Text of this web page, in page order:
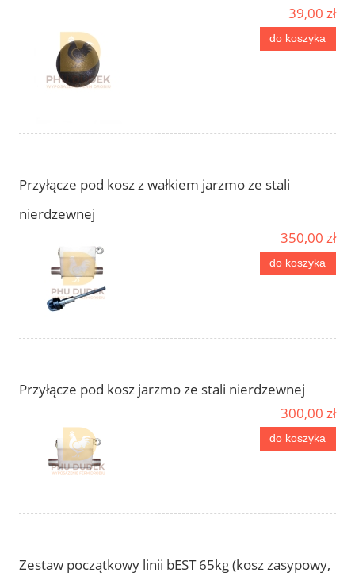
39,00 zł
do koszyka
Przyłącze pod kosz z wałkiem jarzmo ze stali
nierdzewnej
350,00 zł
do koszyka
Przyłącze pod kosz jarzmo ze stali nierdzewnej
300,00 zł
do koszyka
Zestaw początkowy linii bEST 65kg (kosz zasypowy,